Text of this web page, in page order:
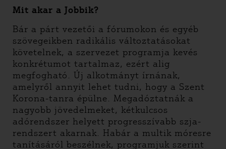
Mit akar a Jobbik?
Bár a párt vezetői a fórumokon és egyéb
szövegeikben radikális változtatásokat
követelnek, a szervezet programja kevés
konkrétumot tartalmaz, ezért alig
megfogható. Új alkotmányt írnának,
amelyről annyit lehet tudni, hogy a Szent
Korona-tanra épülne. Megadóztatnák a
nagyobb jövedelmeket, kétkulcsos
adórendszer helyett progresszívabb szja-
rendszert akarnak. Habár a multik móresre
tanításáról beszélnek, programjuk szerint